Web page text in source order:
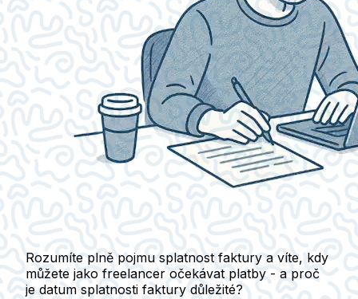
Rozumíte plně pojmu splatnost faktury a víte, kdy
můžete jako freelancer očekávat platby - a proč
je datum splatnosti faktury důležité?